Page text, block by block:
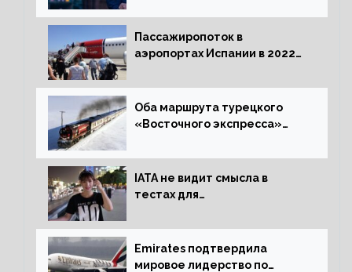
жительство
Пассажиропоток в
аэропортах Испании в 2022
процентов
Оба маршрута турецкого
«Восточного экспресса»
IATA не видит смысла в
тестах для
Emirates подтвердила
мировое лидерство по